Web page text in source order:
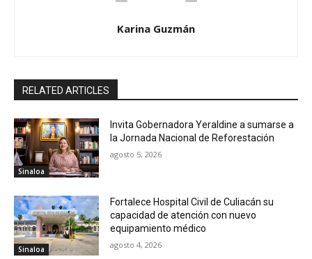
Karina Guzmán
RELATED ARTICLES
Sinaloa
Invita Gobernadora Yeraldine a sumarse a
la Jornada Nacional de Reforestación
agosto 5, 2026
Sinaloa
Fortalece Hospital Civil de Culiacán su
capacidad de atención con nuevo
equipamiento médico
agosto 4, 2026